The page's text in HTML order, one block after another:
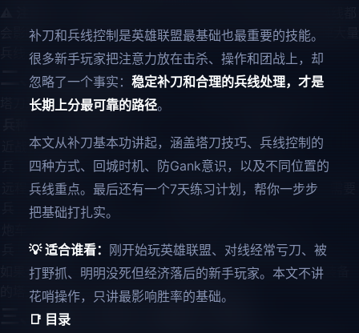
补刀和兵线控制是英雄联盟最基础也最重要的技能。
很多新手玩家把注意力放在击杀、操作和团战上，却
忽略了一个事实： 稳定补刀和合理的兵线处理，才是
长期上分最可靠的路径。
本文从补刀基本功讲起，涵盖塔刀技巧、兵线控制的
四种方式、回城时机、防Gank意识，以及不同位置的
兵线重点。最后还有一个7天练习计划，帮你一步步
把基础打扎实。
💡 适合谁看： 刚开始玩英雄联盟、对线经常亏刀、被
打野抓、明明没死但经济落后的新手玩家。本文不讲
花哨操作，只讲最影响胜率的基础。
📑 目录
会影响补刀。真正要看的是：你有没有为了无意义打架漏掉大量
兵线。
二、塔刀怎么补
塔刀是新手最容易漏经济的地方。基础规则可以先这样记：
防御塔打两下，再普攻
补最后一下
大多数英雄都能这样补。
先普攻一下，塔打一
下，再普攻补
如果攻击力高，节奏会变化，需要
技能补
炮车金币高，漏掉非常亏。
如果你刚练补刀，可以每天进训练模式 5 分钟，只练不买装备
的塔刀。这个练习比看十个上分视频都实在。
三、推线、控线、慢推、回推